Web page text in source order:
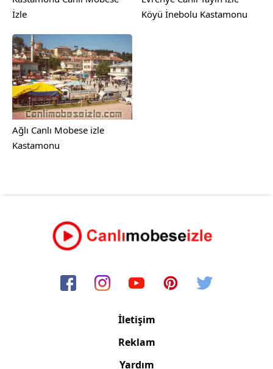
İzle
Köyü İnebolu Kastamonu
Ağlı Canlı Mobese izle
Kastamonu
İletişim
Reklam
Yardım